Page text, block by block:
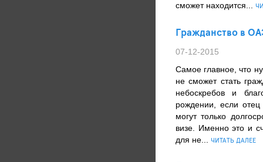
сможет находится...
Гражданство в
07-12-2015
Самое главное, что
не сможет стать
небоскребов и
рождении, если
могут только
визе. Именно это и
для не...
ЧИТАТЬ ДАЛЕЕ